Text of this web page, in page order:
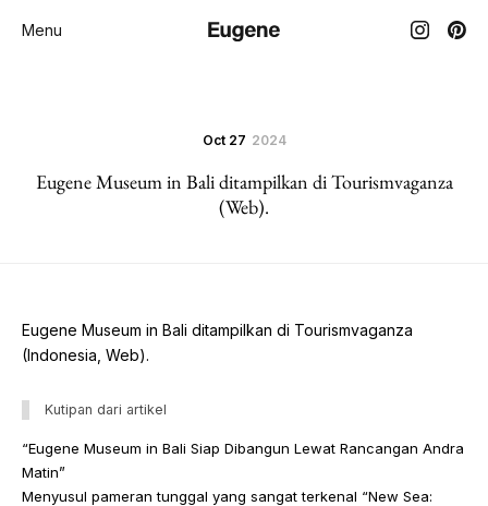
Menu
Oct 27 2024
Eugene Museum in Bali ditampilkan di Tourismvaganza
(Web).
Eugene Museum in Bali ditampilkan di Tourismvaganza
(Indonesia, Web).
Kutipan dari artikel
“Eugene Museum in Bali Siap Dibangun Lewat Rancangan Andra
Matin”
Menyusul pameran tunggal yang sangat terkenal “New Sea: